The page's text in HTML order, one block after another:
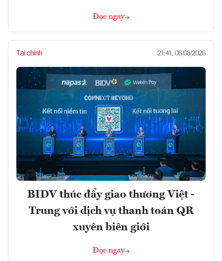
Đọc ngay
Tài chính 21:41, 06/08/2026
BIDV thúc đẩy giao thương Việt -
Trung với dịch vụ thanh toán QR
xuyên biên giới
Đọc ngay